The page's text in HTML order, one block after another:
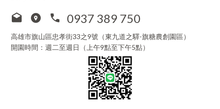
0937 389 750
高雄市旗山區忠孝街33之9號（東九道之驛-旗糖農創園區）
開園時間：週二至週日（上午9點至下午5點）